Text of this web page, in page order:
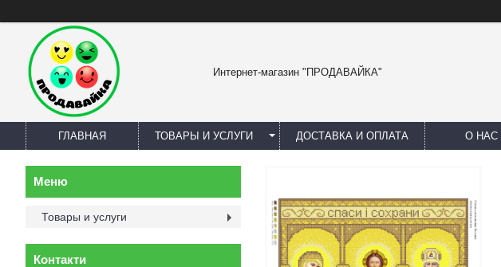
Интернет-магазин "ПРОДАВАЙКА"
ГЛАВНАЯ ТОВАРЫ И УСЛУГИ ДОСТАВКА И ОПЛАТА О НАС
Товары и услуги
Контакти